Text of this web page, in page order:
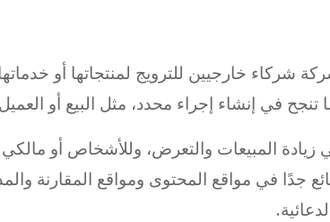
خارجيين للترويج لمنتجاتها أو
في إنشاء إجراء محدد، مثل البيع أو
المبيعات والتعرض، وللأشخاص أو مالكي
في مواقع المحتوى ومواقع المقارنة